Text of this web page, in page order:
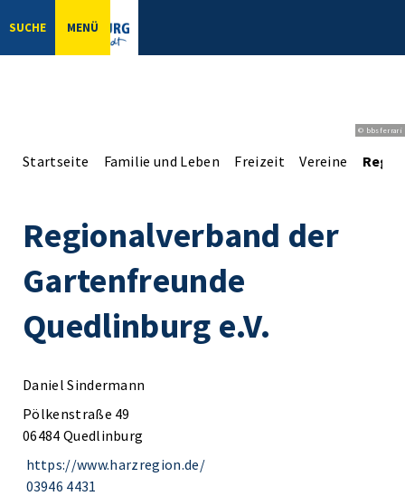
SUCHE MENÜ
© bbsferrari
Startseite Familie und Leben Freizeit Vereine
Regionalverband der
Gartenfreunde
Quedlinburg e.V.
Daniel Sindermann
Pölkenstraße 49
06484 Quedlinburg
https://www.harzregion.de/
03946 4431